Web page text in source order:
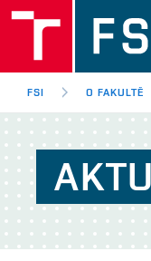
FSI O FAKULTĚ